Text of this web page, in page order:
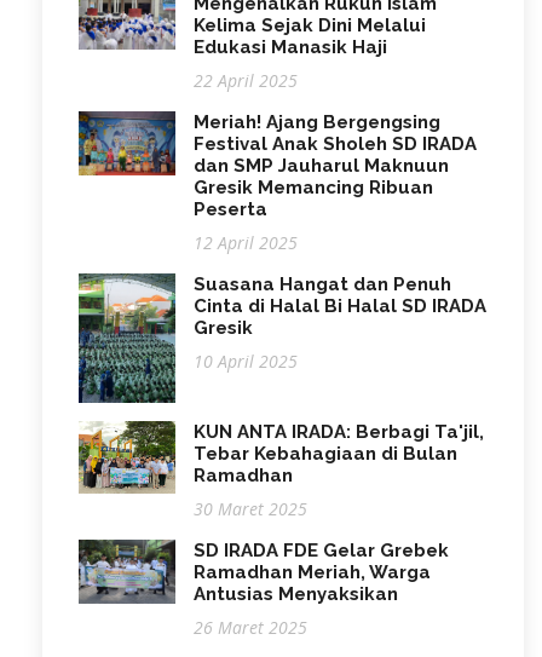
Kelima Sejak Dini Melalui
Edukasi Manasik Haji
22 April 2025
Meriah! Ajang Bergengsing
Festival Anak Sholeh SD IRADA
dan SMP Jauharul Maknuun
Gresik Memancing Ribuan
Peserta
12 April 2025
Suasana Hangat dan Penuh
Cinta di Halal Bi Halal SD IRADA
Gresik
10 April 2025
KUN ANTA IRADA: Berbagi Ta'jil,
Tebar Kebahagiaan di Bulan
Ramadhan
30 Maret 2025
SD IRADA FDE Gelar Grebek
Ramadhan Meriah, Warga
Antusias Menyaksikan
26 Maret 2025